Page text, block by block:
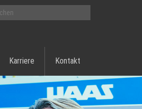
Karriere Kontakt